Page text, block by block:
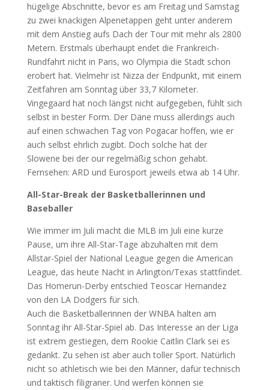
hügelige Abschnitte, bevor es am Freitag und Samstag
zu zwei knackigen Alpenetappen geht unter anderem
mit dem Anstieg aufs Dach der Tour mit mehr als 2800
Metern. Erstmals überhaupt endet die Frankreich-
Rundfahrt nicht in Paris, wo Olympia die Stadt schon
erobert hat. Vielmehr ist Nizza der Endpunkt, mit einem
Zeitfahren am Sonntag über 33,7 Kilometer.
Vingegaard hat noch längst nicht aufgegeben, fühlt sich
selbst in bester Form. Der Däne muss allerdings auch
auf einen schwachen Tag von Pogacar hoffen, wie er
auch selbst ehrlich zugibt. Doch solche hat der
Slowene bei der our regelmäßig schon gehabt.
Fernsehen: ARD und Eurosport jeweils etwa ab 14 Uhr.
All-Star-Break der Basketballerinnen und
Baseballer
Wie immer im Juli macht die MLB im Juli eine kurze
Pause, um ihre All-Star-Tage abzuhalten mit dem
Allstar-Spiel der National League gegen die American
League, das heute Nacht in Arlington/Texas stattfindet.
Das Homerun-Derby entschied Teoscar Hernandez
von den LA Dodgers für sich.
Auch die Basketballerinnen der WNBA halten am
Sonntag ihr All-Star-Spiel ab. Das Interesse an der Liga
ist extrem gestiegen, dem Rookie Caitlin Clark sei es
gedankt. Zu sehen ist aber auch toller Sport. Natürlich
nicht so athletisch wie bei den Männer, dafür technisch
und taktisch filigraner. Und werfen können sie